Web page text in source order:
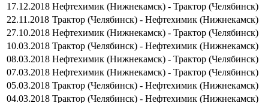
17.12.2018 Нефтехимик (Нижнекамск) - Трактор (Челябинск)
22.11.2018 Трактор (Челябинск) - Нефтехимик (Нижнекамск)
27.10.2018 Нефтехимик (Нижнекамск) - Трактор (Челябинск)
10.03.2018 Трактор (Челябинск) - Нефтехимик (Нижнекамск)
08.03.2018 Нефтехимик (Нижнекамск) - Трактор (Челябинск)
07.03.2018 Нефтехимик (Нижнекамск) - Трактор (Челябинск)
05.03.2018 Трактор (Челябинск) - Нефтехимик (Нижнекамск)
04.03.2018 Трактор (Челябинск) - Нефтехимик (Нижнекамск)